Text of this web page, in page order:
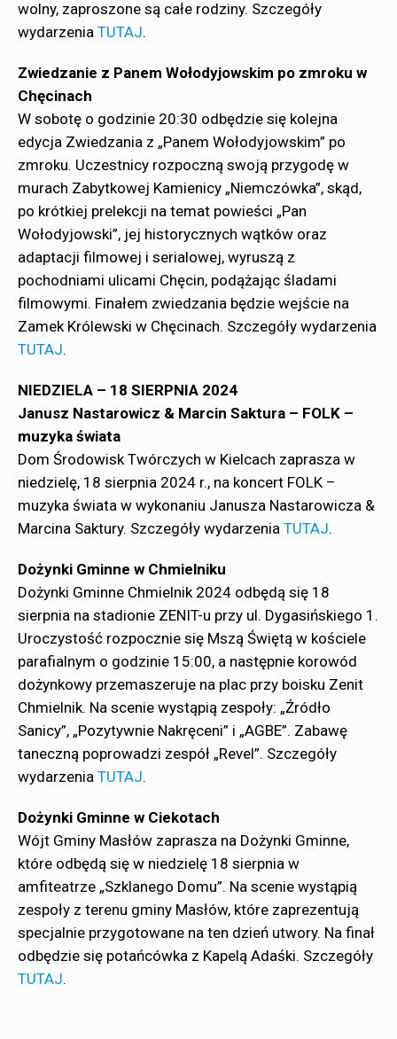
wolny, zaproszone są całe rodziny. Szczegóły
wydarzenia TUTAJ.
Zwiedzanie z Panem Wołodyjowskim po zmroku w
Chęcinach
W sobotę o godzinie 20:30 odbędzie się kolejna
edycja Zwiedzania z „Panem Wołodyjowskim” po
zmroku. Uczestnicy rozpoczną swoją przygodę w
murach Zabytkowej Kamienicy „Niemczówka”, skąd,
po krótkiej prelekcji na temat powieści „Pan
Wołodyjowski”, jej historycznych wątków oraz
adaptacji filmowej i serialowej, wyruszą z
pochodniami ulicami Chęcin, podążając śladami
filmowymi. Finałem zwiedzania będzie wejście na
Zamek Królewski w Chęcinach. Szczegóły wydarzenia
TUTAJ.
NIEDZIELA – 18 SIERPNIA 2024
Janusz Nastarowicz & Marcin Saktura – FOLK –
muzyka świata
Dom Środowisk Twórczych w Kielcach zaprasza w
niedzielę, 18 sierpnia 2024 r., na koncert FOLK –
muzyka świata w wykonaniu Janusza Nastarowicza &
Marcina Saktury. Szczegóły wydarzenia TUTAJ.
Dożynki Gminne w Chmielniku
Dożynki Gminne Chmielnik 2024 odbędą się 18
sierpnia na stadionie ZENIT-u przy ul. Dygasińskiego 1.
Uroczystość rozpocznie się Mszą Świętą w kościele
parafialnym o godzinie 15:00, a następnie korowód
dożynkowy przemaszeruje na plac przy boisku Zenit
Chmielnik. Na scenie wystąpią zespoły: „Źródło
Sanicy”, „Pozytywnie Nakręceni” i „AGBE”. Zabawę
taneczną poprowadzi zespół „Revel”. Szczegóły
wydarzenia TUTAJ.
Dożynki Gminne w Ciekotach
Wójt Gminy Masłów zaprasza na Dożynki Gminne,
które odbędą się w niedzielę 18 sierpnia w
amfiteatrze „Szklanego Domu”. Na scenie wystąpią
zespoły z terenu gminy Masłów, które zaprezentują
specjalnie przygotowane na ten dzień utwory. Na finał
odbędzie się potańcówka z Kapelą Adaśki. Szczegóły
TUTAJ.